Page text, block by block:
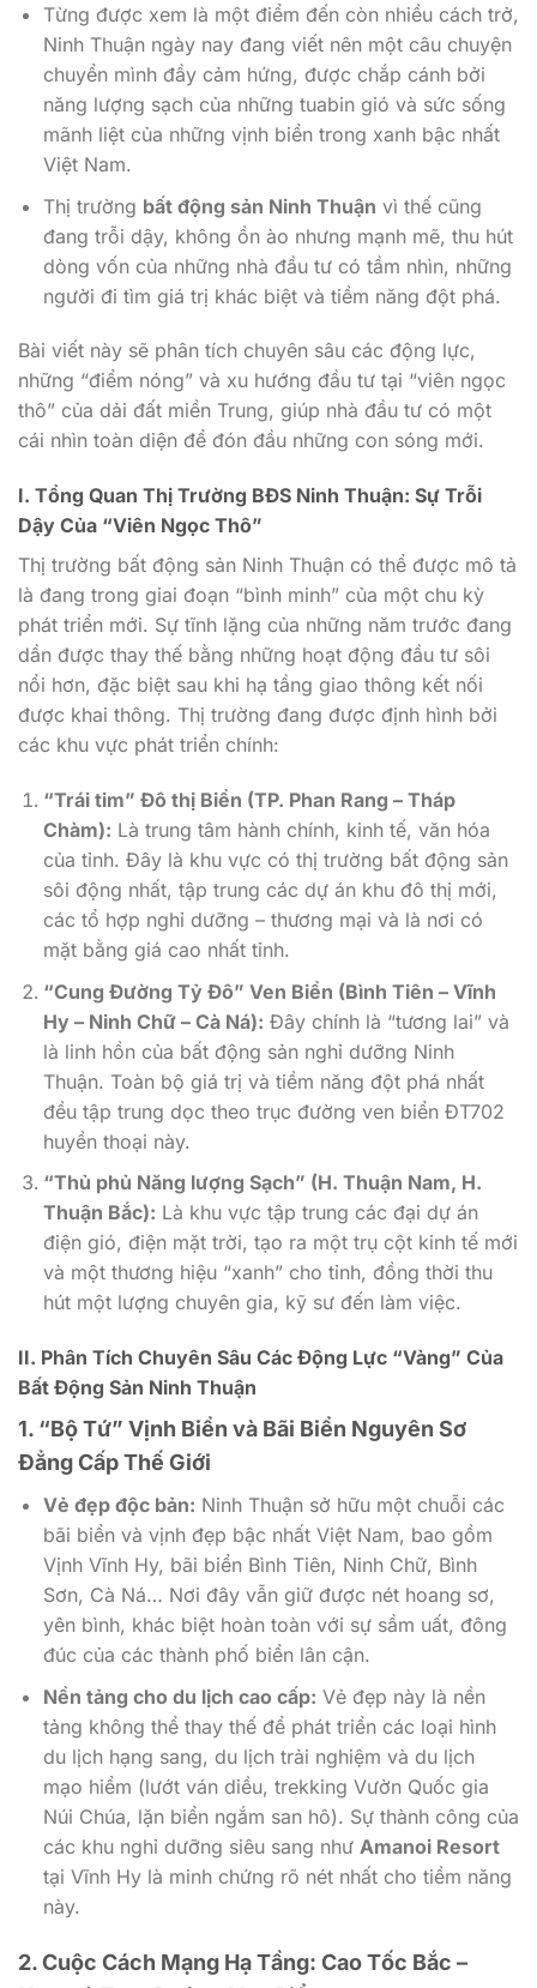
Từng được xem là một điểm đến còn nhiều cách trở,
Ninh Thuận ngày nay đang viết nên một câu chuyện
chuyển mình đầy cảm hứng, được chắp cánh bởi
năng lượng sạch của những tuabin gió và sức sống
mãnh liệt của những vịnh biển trong xanh bậc nhất
Việt Nam.
Thị trường bất động sản Ninh Thuận vì thế cũng
đang trỗi dậy, không ồn ào nhưng mạnh mẽ, thu hút
dòng vốn của những nhà đầu tư có tầm nhìn, những
người đi tìm giá trị khác biệt và tiềm năng đột phá.
Bài viết này sẽ phân tích chuyên sâu các động lực,
những “điểm nóng” và xu hướng đầu tư tại “viên ngọc
thô” của dải đất miền Trung, giúp nhà đầu tư có một
cái nhìn toàn diện để đón đầu những con sóng mới.
I. Tổng Quan Thị Trường BĐS Ninh Thuận: Sự Trỗi
Dậy Của “Viên Ngọc Thô”
Thị trường bất động sản Ninh Thuận có thể được mô tả
là đang trong giai đoạn “bình minh” của một chu kỳ
phát triển mới. Sự tĩnh lặng của những năm trước đang
dần được thay thế bằng những hoạt động đầu tư sôi
nổi hơn, đặc biệt sau khi hạ tầng giao thông kết nối
được khai thông. Thị trường đang được định hình bởi
các khu vực phát triển chính:
“Trái tim” Đô thị Biển (TP. Phan Rang – Tháp
Chàm): Là trung tâm hành chính, kinh tế, văn hóa
của tỉnh. Đây là khu vực có thị trường bất động sản
sôi động nhất, tập trung các dự án khu đô thị mới,
các tổ hợp nghỉ dưỡng – thương mại và là nơi có
mặt bằng giá cao nhất tỉnh.
“Cung Đường Tỷ Đô” Ven Biển (Bình Tiên – Vĩnh
Hy – Ninh Chữ – Cà Ná): Đây chính là “tương lai” và
là linh hồn của bất động sản nghỉ dưỡng Ninh
Thuận. Toàn bộ giá trị và tiềm năng đột phá nhất
đều tập trung dọc theo trục đường ven biển ĐT702
huyền thoại này.
“Thủ phủ Năng lượng Sạch” (H. Thuận Nam, H.
Thuận Bắc): Là khu vực tập trung các đại dự án
điện gió, điện mặt trời, tạo ra một trụ cột kinh tế mới
và một thương hiệu “xanh” cho tỉnh, đồng thời thu
hút một lượng chuyên gia, kỹ sư đến làm việc.
II. Phân Tích Chuyên Sâu Các Động Lực “Vàng” Của
Bất Động Sản Ninh Thuận
1. “Bộ Tứ” Vịnh Biển và Bãi Biển Nguyên Sơ
Đẳng Cấp Thế Giới
Vẻ đẹp độc bản: Ninh Thuận sở hữu một chuỗi các
bãi biển và vịnh đẹp bậc nhất Việt Nam, bao gồm
Vịnh Vĩnh Hy, bãi biển Bình Tiên, Ninh Chữ, Bình
Sơn, Cà Ná… Nơi đây vẫn giữ được nét hoang sơ,
yên bình, khác biệt hoàn toàn với sự sầm uất, đông
đúc của các thành phố biển lân cận.
Nền tảng cho du lịch cao cấp: Vẻ đẹp này là nền
tảng không thể thay thế để phát triển các loại hình
du lịch hạng sang, du lịch trải nghiệm và du lịch
mạo hiểm (lướt ván diều, trekking Vườn Quốc gia
Núi Chúa, lặn biển ngắm san hô). Sự thành công của
các khu nghỉ dưỡng siêu sang như Amanoi Resort
tại Vĩnh Hy là minh chứng rõ nét nhất cho tiềm năng
này.
2. Cuộc Cách Mạng Hạ Tầng: Cao Tốc Bắc –